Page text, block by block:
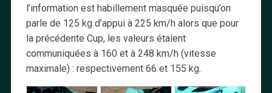
l’information est habillement masquée puisqu’on
parle de 125 kg d’appui à 225 km/h alors que pour
la précédente Cup, les valeurs étaient
communiquées à 160 et à 248 km/h (vitesse
maximale) : respectivement 66 et 155 kg.